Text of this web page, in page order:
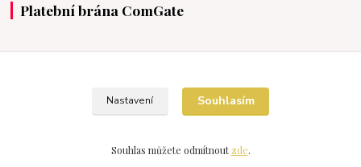
Platební brána ComGate
https://www.comgate.cz/cz/platebni-brana
Nastavení Souhlasím
Souhlas můžete odmítnoutzde.